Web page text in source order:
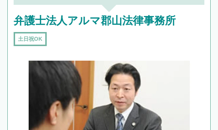
弁護士法人アルマ郡山法律事務所
土日祝OK